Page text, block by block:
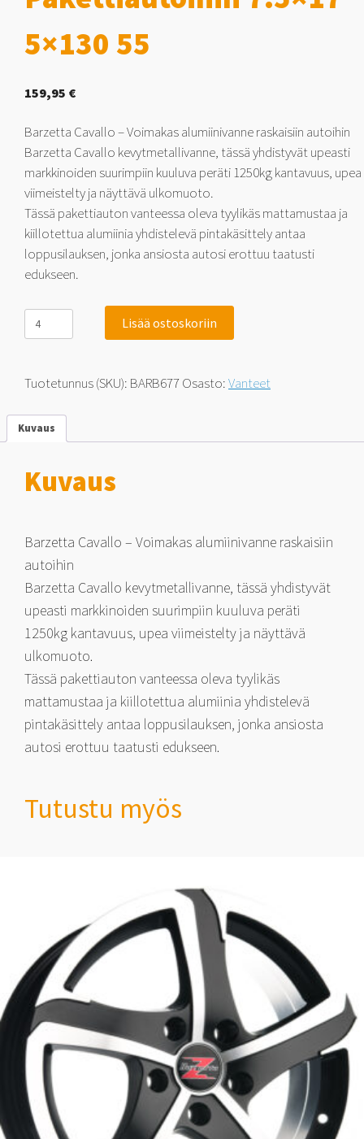
5×130 55
159,95 €
Barzetta Cavallo – Voimakas alumiinivanne raskaisiin autoihin
Barzetta Cavallo kevytmetallivanne, tässä yhdistyvät upeasti
markkinoiden suurimpiin kuuluva peräti 1250kg kantavuus, upea
viimeistelty ja näyttävä ulkomuoto.
Tässä pakettiauton vanteessa oleva tyylikäs mattamustaa ja
kiillotettua alumiinia yhdistelevä pintakäsittely antaa
loppusilauksen, jonka ansiosta autosi erottuu taatusti
edukseen.
Barzetta
Cavallo
BlackPolish
5x130
Lisää ostoskoriin
Tuotetunnus (SKU): BARB677Osasto:Vanteet
Kuvaus
Kuvaus
Barzetta Cavallo – Voimakas alumiinivanne raskaisiin
autoihin
Barzetta Cavallo kevytmetallivanne, tässä yhdistyvät
upeasti markkinoiden suurimpiin kuuluva peräti
1250kg kantavuus, upea viimeistelty ja näyttävä
ulkomuoto.
Tässä pakettiauton vanteessa oleva tyylikäs
mattamustaa ja kiillotettua alumiinia yhdistelevä
pintakäsittely antaa loppusilauksen, jonka ansiosta
autosi erottuu taatusti edukseen.
Tutustu myös